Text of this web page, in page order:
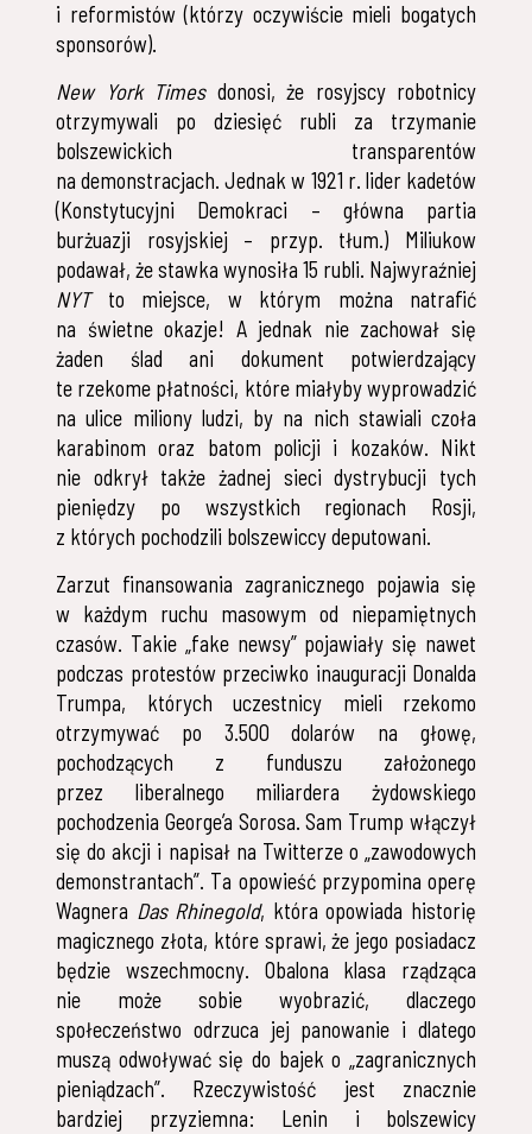
i reformistów (którzy oczywiście mieli bogatych
sponsorów).
New York Timesdonosi, że rosyjscy robotnicy
otrzymywali po dziesięć rubli za trzymanie
bolszewickich transparentów
na demonstracjach. Jednak w 1921 r. lider kadetów
(Konstytucyjni Demokraci – główna partia
burżuazji rosyjskiej – przyp. tłum.) Miliukow
podawał, że stawka wynosiła 15 rubli. Najwyraźniej
NYTto miejsce, w którym można natrafić
na świetne okazje! A jednak nie zachował się
żaden ślad ani dokument potwierdzający
te rzekome płatności, które miałyby wyprowadzić
na ulice miliony ludzi, by na nich stawiali czoła
karabinom oraz batom policji i kozaków. Nikt
nie odkrył także żadnej sieci dystrybucji tych
pieniędzy po wszystkich regionach Rosji,
z których pochodzili bolszewiccy deputowani.
Zarzut finansowania zagranicznego pojawia się
w każdym ruchu masowym od niepamiętnych
czasów. Takie „fake newsy” pojawiały się nawet
podczas protestów przeciwko inauguracji Donalda
Trumpa, których uczestnicy mieli rzekomo
otrzymywać po 3.500 dolarów na głowę,
pochodzących z funduszu założonego
przez liberalnego miliardera żydowskiego
pochodzenia George’a Sorosa. Sam Trump włączył
się do akcji i napisał na Twitterze o „zawodowych
demonstrantach”. Ta opowieść przypomina operę
Wagnera Das Rhinegold, która opowiada historię
magicznego złota, które sprawi, że jego posiadacz
będzie wszechmocny. Obalona klasa rządząca
nie może sobie wyobrazić, dlaczego
społeczeństwo odrzuca jej panowanie i dlatego
muszą odwoływać się do bajek o „zagranicznych
pieniądzach”. Rzeczywistość jest znacznie
bardziej przyziemna: Lenin i bolszewicy